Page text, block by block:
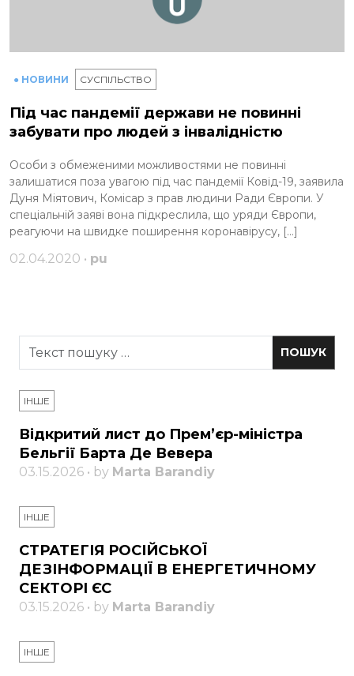
● НОВИНИ СУСПІЛЬСТВО
Під час пандемії держави не повинні
забувати про людей з інвалідністю
Особи з обмеженими можливостями не повинні
залишатися поза увагою під час пандемії Ковід-19, заявила
Дуня Міятович, Комісар з прав людини Ради Європи. У
спеціальній заяві вона підкреслила, що уряди Європи,
реагуючи на швидке поширення коронавірусу, […]
02.04.2020 • pu
ІНШЕ
Відкритий лист до Прем’єр-міністра
Бельгії Барта Де Вевера
03.15.2026 • by Marta Barandiy
ІНШЕ
СТРАТЕГІЯ РОСІЙСЬКОЇ
ДЕЗІНФОРМАЦІЇ В ЕНЕРГЕТИЧНОМУ
СЕКТОРІ ЄС
03.15.2026 • by Marta Barandiy
ІНШЕ